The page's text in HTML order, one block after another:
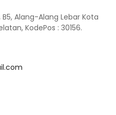
Alang-Alang Lebar Kota
KodePos : 30156.